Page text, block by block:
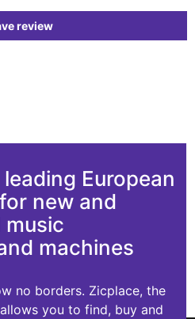
review
European
new and
music
machines
no borders. Zicplace, the
you to find, buy and